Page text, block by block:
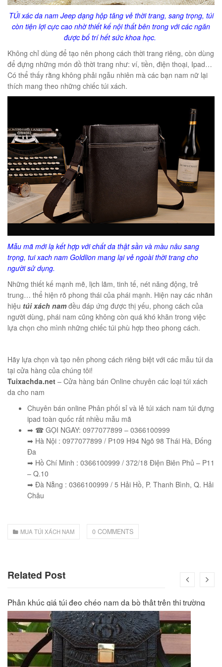
TÚi xác da nam Jeep dạng hộp tăng vẻ thời trang, sang trọng, túi
còn tiện lợi cực cao nhờ thiết kế nội thất bên trong với các ngăn
được bố trí hết sức khoa học.
Không chỉ dùng để tạo nên phong cách thời trang riêng, còn dùng
để đựng những món đồ thời trang như: ví, tiền, điện thoại, Ipad…
Có thể thấy rằng không phải ngẫu nhiên mà các bạn nam nữ lại
thích mang theo những chiếc túi xách.
Mẫu mã mới lạ kết hợp với chất da thật sần và màu nâu sang
trọng, tui xach nam Goldlion mang lại vẻ ngoài thời trang cho
người sử dụng.
Những thiết kế mạnh mẽ, lịch lãm, tinh tế, nét năng động, trẻ
trung… thể hiện rõ phong thái của phái mạnh. Hiện nay các nhãn
hiệu túi xách nam đều đáp ứng được thị yếu, phong cách của
người dùng, phái nam cũng không còn quá khó khăn trong việc
lựa chọn cho mình những chiếc túi phù hợp theo phong cách.
Hãy lựa chọn và tạo nên phong cách riêng biệt với các mẫu túi da
tại cửa hàng của chúng tôi!
Tuixachda.net – Cửa hàng bán Online chuyên các loại túi xách
da cho nam
Chuyên bán online Phân phối sỉ và lẻ túi xách nam túi đựng
ipad toàn quốc rất nhiều mẫu mã
➡ ☎ GỌI NGAY: 0977077899 – 0366100999
➡ Hà Nội : 0977077899 / P109 H94 Ngõ 98 Thái Hà, Đống
Đa
➡ Hồ Chí Minh : 0366100999 / 372/18 Điện Biên Phủ – P11
– Q.10
➡ Đà Nẵng : 0366100999 / 5 Hải Hồ, P. Thanh Bình, Q. Hải
Châu
MUA TÚI XÁCH NAM 0 COMMENTS
Related Post
Phân khúc giá túi đeo chéo nam da bò thật trên thị trường